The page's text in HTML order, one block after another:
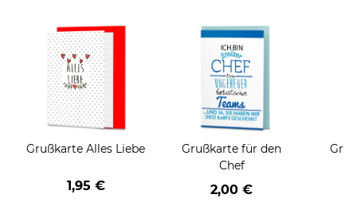
Grußkarte Alles Liebe
1,95 €
Grußkarte für den
Chef
2,00 €